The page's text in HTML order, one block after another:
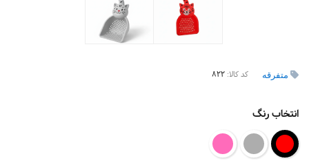
متفرقه کد کالا:
انتخاب رنگ